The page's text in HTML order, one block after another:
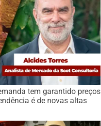
tem garantido preços
é de novas altas